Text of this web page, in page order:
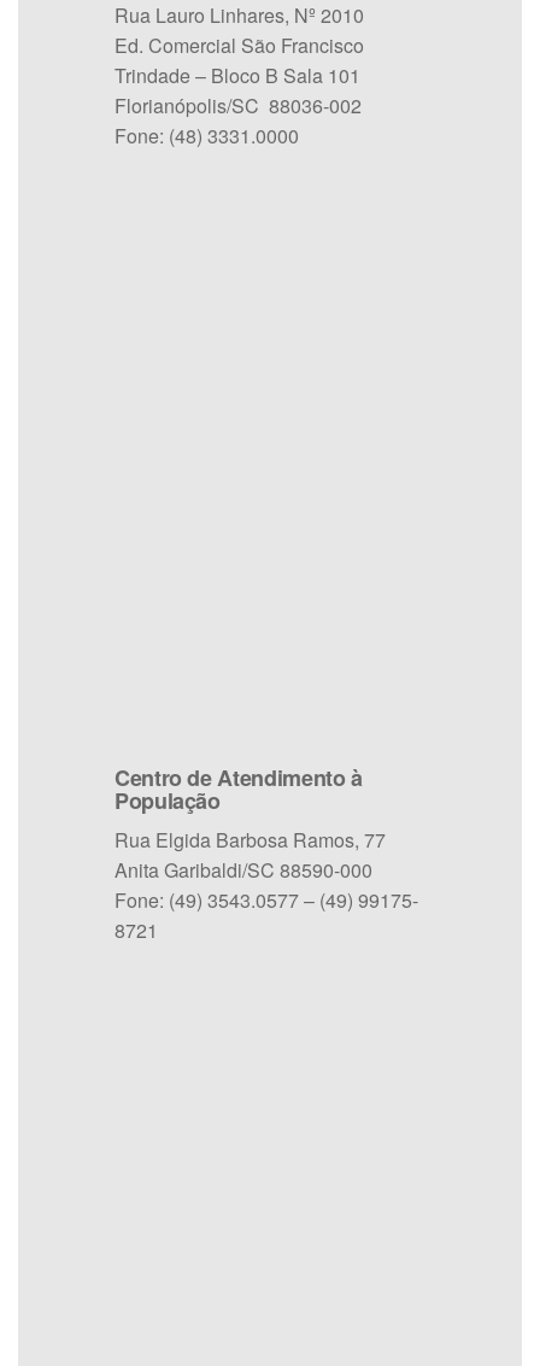
Rua Lauro Linhares, Nº 2010
Ed. Comercial São Francisco
Trindade – Bloco B Sala 101
Florianópolis/SC 88036-002
Fone: (48) 3331.0000
Centro de Atendimento à
População
Rua Elgida Barbosa Ramos, 77
Anita Garibaldi/SC 88590-000
Fone: (49) 3543.0577 – (49) 99175-
8721